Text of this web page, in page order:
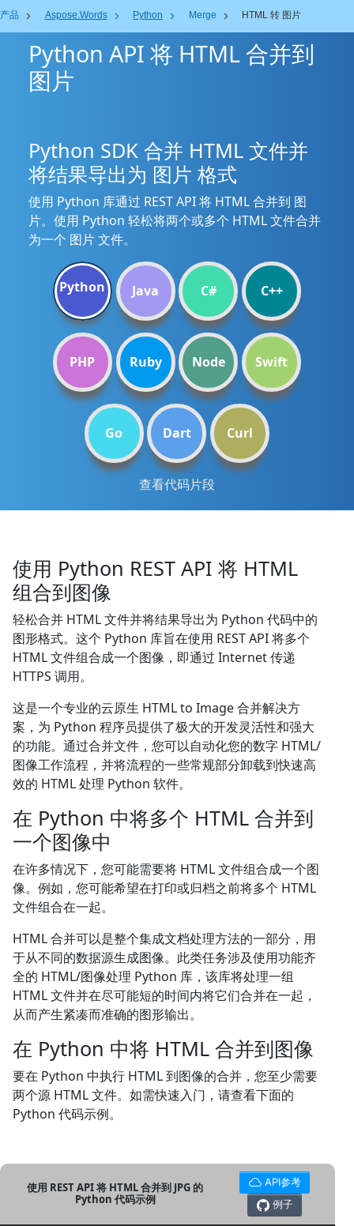
产品 Aspose.Words Python Merge HTML 转 图片
Python API 将 HTML 合并到
图片
Python SDK 合并 HTML 文件并
将结果导出为 图片 格式
使用 Python 库通过 REST API 将 HTML 合并到 图
片。使用 Python 轻松将两个或多个 HTML 文件合并
为一个 图片 文件。
Python Java C# C++
PHP Ruby Node Swift
Go Dart Curl
查看代码片段
使用 Python REST API 将 HTML
组合到图像
轻松合并 HTML 文件并将结果导出为 Python 代码中的
图形格式。这个 Python 库旨在使用 REST API 将多个
HTML 文件组合成一个图像，即通过 Internet 传递
HTTPS 调用。
这是一个专业的云原生 HTML to Image 合并解决方
案，为 Python 程序员提供了极大的开发灵活性和强大
的功能。通过合并文件，您可以自动化您的数字 HTML/
图像工作流程，并将流程的一些常规部分卸载到快速高
效的 HTML 处理 Python 软件。
在 Python 中将多个 HTML 合并到
一个图像中
在许多情况下，您可能需要将 HTML 文件组合成一个图
像。例如，您可能希望在打印或归档之前将多个 HTML
文件组合在一起。
HTML 合并可以是整个集成文档处理方法的一部分，用
于从不同的数据源生成图像。此类任务涉及使用功能齐
全的 HTML/图像处理 Python 库，该库将处理一组
HTML 文件并在尽可能短的时间内将它们合并在一起，
从而产生紧凑而准确的图形输出。
在 Python 中将 HTML 合并到图像
要在 Python 中执行 HTML 到图像的合并，您至少需要
两个源 HTML 文件。如需快速入门，请查看下面的
Python 代码示例。
使用 REST API 将 HTML 合并到 JPG 的
Python 代码示例
API参考
例子